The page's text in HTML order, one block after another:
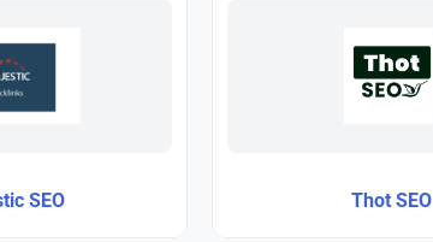
SEO Thot SEO